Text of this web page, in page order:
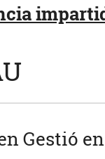
Gestió